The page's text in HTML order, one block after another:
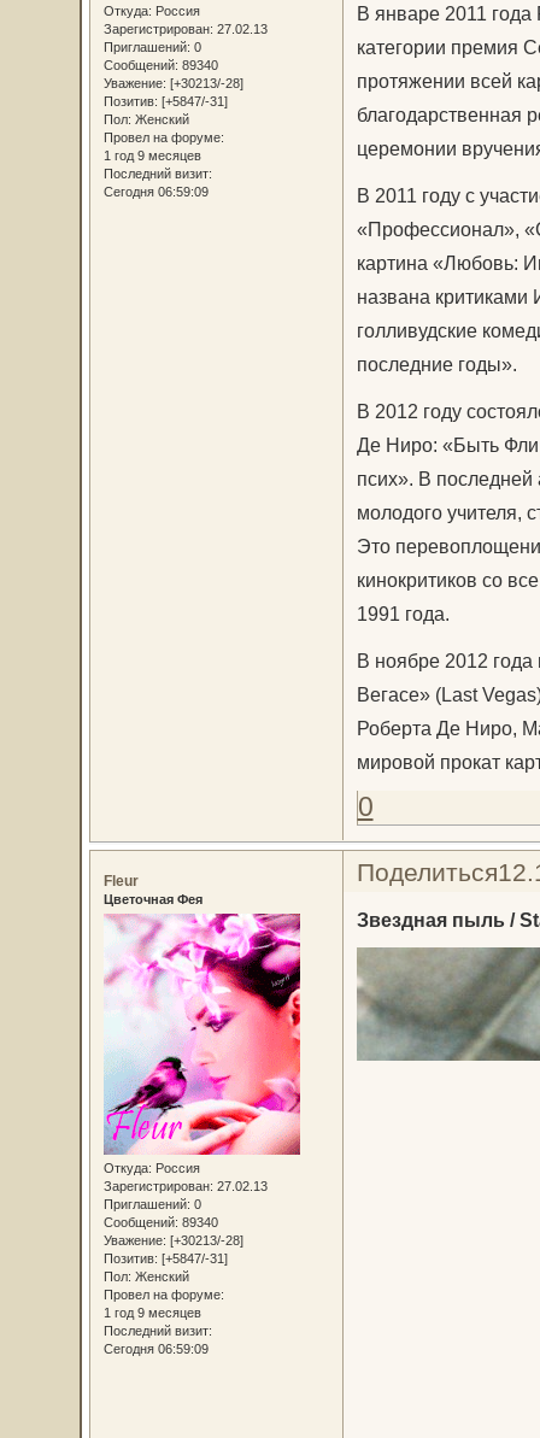
Откуда: Россия
Зарегистрирован: 27.02.13
Приглашений: 0
Сообщений: 89340
Уважение: [+30213/-28]
Позитив: [+5847/-31]
Пол: Женский
Провел на форуме:
1 год 9 месяцев
Последний визит:
Сегодня 06:59:09
В январе 2011
категории премия
протяжении всей
благодарственная
церемонии
В 2011 году с
«Профессионал»,
картина «Любовь:
названа
голливудские
последние годы».
В 2012 году
Де Ниро: «Быть
псих». В последней
молодого учителя,
Это
кинокритиков со
1991 года.
В ноябре 2012
Вегасе» (Last
Роберта Де Ниро,
мировой прокат
0
Поделиться
Fleur
Цветочная Фея
Откуда: Россия
Зарегистрирован: 27.02.13
Приглашений: 0
Сообщений: 89340
Уважение: [+30213/-28]
Позитив: [+5847/-31]
Пол: Женский
Провел на форуме:
1 год 9 месяцев
Последний визит:
Сегодня 06:59:09
Звездная пыль /